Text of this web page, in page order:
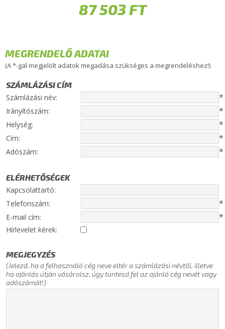
MEGRENDELŐ ADATAI
(A *-gal megjelölt adatok megadása szükséges a megrendeléshez!)
SZÁMLÁZÁSI CÍM
Számlázási név:
*
Irányítószám: *
Helység: *
Cím: *
Adószám: *
ELÉRHETŐSÉGEK
Kapcsolattartó:
Telefonszám:
*
E-mail cím: *
Hírlevelet kérek:
MEGJEGYZÉS
(Jelezd, ha a felhasználó cég neve eltér a számlázási névtől, illetve
ha ajánlás útján vásárolsz, úgy tüntesd fel az ajánló cég nevét vagy
adószámát!)